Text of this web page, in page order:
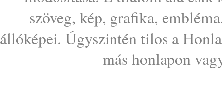
szöveg, kép, grafika,
állóképei. Úgyszintén tilos a
más honlapon